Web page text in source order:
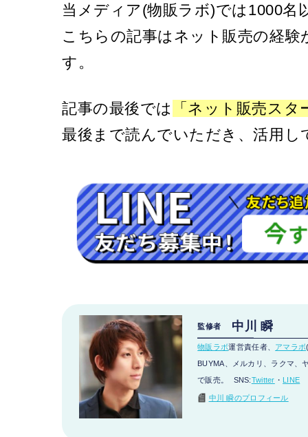
当メディア(物販ラボ)では1000名
こちらの記事はネット販売の経
す。
記事の最後では
「ネット販売ス
最後まで読んでいただき、活用し
監修者 中川 瞬
物販ラボ運営責任者、 アマラボ
BUYMA、メルカリ、ラクマ、
で販売。 SNS:Twitter ・ LINE
中川 瞬のプロフィール